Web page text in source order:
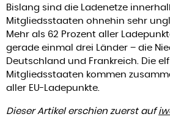
Bislang sind die Ladenetze
Mitgliedsstaaten ohnehin sehr
Mehr als 62 Prozent aller
gerade einmal drei Länder – die
Deutschland und Frankreich. Die
Mitgliedsstaaten kommen
aller EU-Ladepunkte.
Dieser Artikel erschien zuerst auf